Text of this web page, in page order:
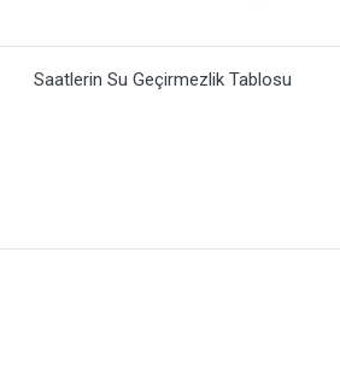
Saatlerin Su Geçirmezlik Tablosu